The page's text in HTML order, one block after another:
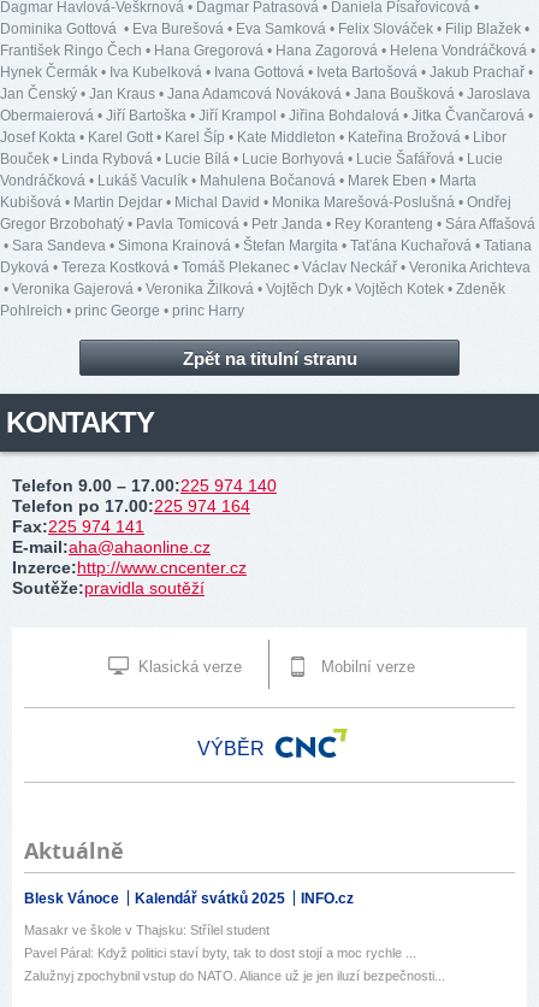
Dagmar Havlová-Veškrnová • Dagmar Patrasová • Daniela Písařovicová •
Dominika Gottová • Eva Burešová • Eva Samková • Felix Slováček • Filip Blažek •
František Ringo Čech • Hana Gregorová • Hana Zagorová • Helena Vondráčková •
Hynek Čermák • Iva Kubelková • Ivana Gottová • Iveta Bartošová • Jakub Prachař •
Jan Čenský • Jan Kraus • Jana Adamcová Nováková • Jana Boušková • Jaroslava
Obermaierová • Jiří Bartoška • Jiří Krampol • Jiřina Bohdalová • Jitka Čvančarová •
Josef Kokta • Karel Gott• Karel Šíp • Kate Middleton • Kateřina Brožová • Libor
Bouček • Linda Rybová • Lucie Bílá • Lucie Borhyová • Lucie Šafářová • Lucie
Vondráčková • Lukáš Vaculík • Mahulena Bočanová • Marek Eben • Marta
Kubišová • Martin Dejdar • Michal David • Monika Marešová-Poslušná • Ondřej
Gregor Brzobohatý • Pavla Tomicová • Petr Janda • Rey Koranteng • Sára Affašová
• Sara Sandeva • Simona Krainová • Štefan Margita • Taťána Kuchařová • Tatiana
Dyková • Tereza Kostková • Tomáš Plekanec • Václav Neckář • Veronika Arichteva
• Veronika Gajerová • Veronika Žilková • Vojtěch Dyk • Vojtěch Kotek • Zdeněk
Pohlreich • princ George • princ Harry
Zpět na titulní stranu
KONTAKTY
Telefon 9.00 – 17.00:225 974 140
Telefon po 17.00:225 974 164
Fax:225 974 141
E-mail:aha@ahaonline.cz
Inzerce:http://www.cncenter.cz
Soutěže:pravidla soutěží
Klasická verze Mobilní verze
VÝBĚR
Aktuálně
Blesk Vánoce Kalendář svátků 2025 INFO.cz
Masakr ve škole v Thajsku: Střílel student
Pavel Páral: Když politici staví byty, tak to dost stojí a moc rychle ...
Zalužnyj zpochybnil vstup do NATO. Aliance už je jen iluzí bezpečnosti...